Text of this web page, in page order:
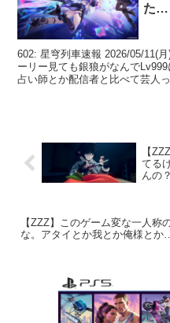
た…
602: 星穹列車速報 2026/05/11(
ーリー見ても銀狼がなんで
占い師とか配信者と比べて芸人
【
てる
んの？
【ZZZ】このゲーム変な一人称
な。アタイとか我とか俺様とか